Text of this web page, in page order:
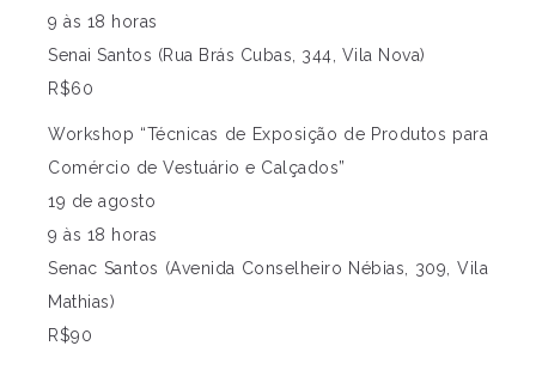
9 às 18 horas
Senai Santos (Rua Brás Cubas, 344, Vila Nova)
R$60
Workshop “Técnicas de Exposição de Produtos para
Comércio de Vestuário e Calçados”
19 de agosto
9 às 18 horas
Senac Santos (Avenida Conselheiro Nébias, 309, Vila
Mathias)
R$90